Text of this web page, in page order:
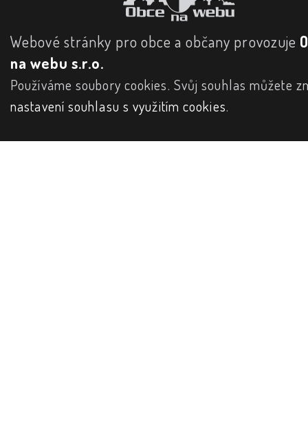
Webové stránky pro obce a občany provozuje
na webu s.r.o.
Používáme soubory cookies. Svůj souhlas můžete
nastavení souhlasu s využitím cookies.